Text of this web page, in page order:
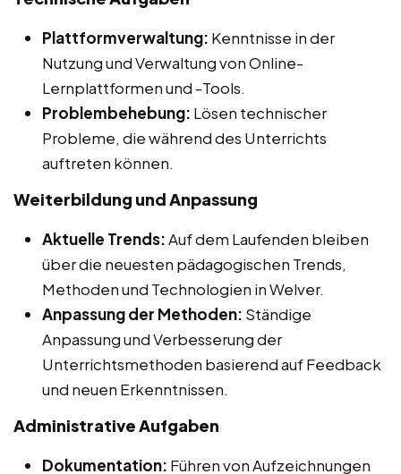
Plattformverwaltung: Kenntnisse in der
Nutzung und Verwaltung von Online-
Lernplattformen und -Tools.
Problembehebung: Lösen technischer
Probleme, die während des Unterrichts
auftreten können.
Weiterbildung und Anpassung
Aktuelle Trends:Auf dem Laufenden bleiben
über die neuesten pädagogischen Trends,
Methoden und Technologien in Welver.
Anpassung der Methoden: Ständige
Anpassung und Verbesserung der
Unterrichtsmethoden basierend auf Feedback
und neuen Erkenntnissen.
Administrative Aufgaben
Dokumentation: Führen von Aufzeichnungen